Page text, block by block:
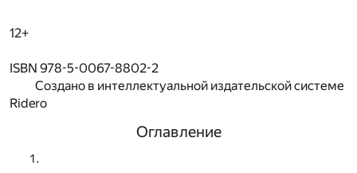
12+
ISBN 978-5-0067-8802-2
Создано в интеллектуальной издательской системе
Ridero
Оглавление